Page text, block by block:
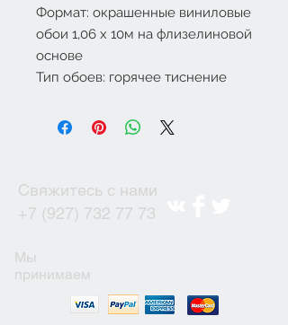
Формат: окрашенные виниловые
обои 1,06 x 10м на флизелиновой
основе
Тип обоев: горячее тиснение
Свяжитесь с нами
+7 (927) 732 77 73
Мы
принимаем